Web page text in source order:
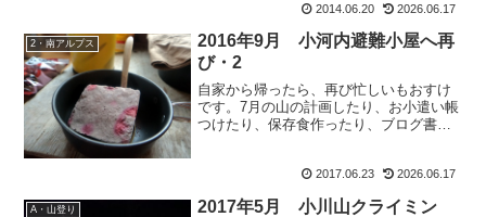
見て下さいよココ。さっっき合板で棘が
グサッ！って。めっちゃ...
2014.06.20 2026.06.17
2・南アルプス
2016年9月 小河内避難小屋へ再
び・2
自家から帰ったら、再び忙しいもおすけ
です。7月の山の計画したり、お小遣い帳
つけたり、保存食作ったり、ブログ書い
思ったり。で、実家では早朝4時からから
2017.06.23 2026.06.17
A・山登り
2017年5月 小川山クライミン